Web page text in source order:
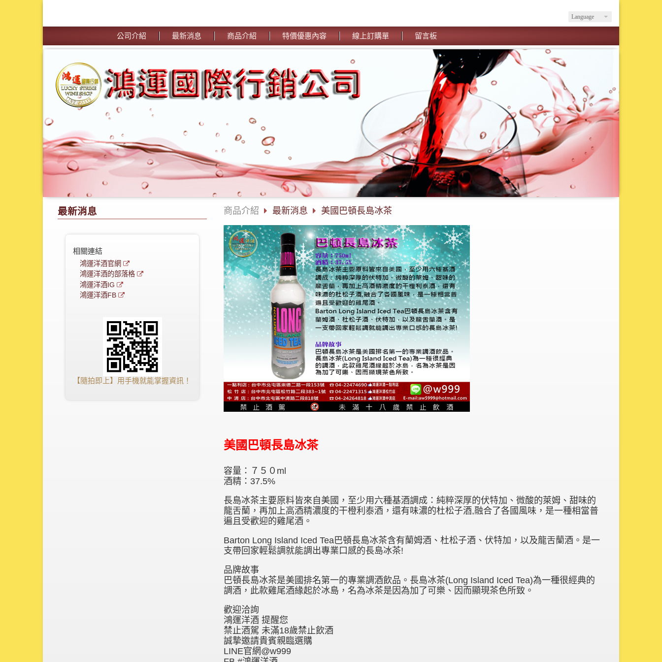
Language
公司介紹 最新消息 商品介紹 特價優惠內容 線上訂購單 留言板
最新消息
相關連結
鴻運洋酒官網
鴻運洋酒的部落格
鴻運洋酒IG
鴻運洋酒FB
【隨拍即上】用手機就能掌握資訊！
商品介紹 最新消息 美國巴頓長島冰茶
美國巴頓長島冰茶
容量：７５０ml
酒精：37.5%
長島冰茶主要原料皆來自美國，至少用六種基酒調成：純粹深厚的伏特加、微酸的萊姆、甜味的
龍舌蘭，再加上高酒精濃度的干橙利泰酒，還有味濃的杜松子酒,融合了各國風味，是一種相當普
遍且受歡迎的雞尾酒。
Barton Long Island Iced Tea巴頓長島冰茶含有蘭姆酒、杜松子酒、伏特加，以及龍舌蘭酒。是一
支帶回家輕鬆調就能調出專業口感的長島冰茶!
品牌故事
巴頓長島冰茶是美國排名第一的專業調酒飲品。長島冰茶(Long Island Iced Tea)為一種很經典的
調酒，此款雞尾酒緣起於冰島，名為冰茶是因為加了可樂、因而顯現茶色所致。
歡迎洽詢
鴻運洋酒 提醒您
禁止酒駕 未滿18歲禁止飲酒
誠摯邀請貴賓親臨選購
LINE官網@w999